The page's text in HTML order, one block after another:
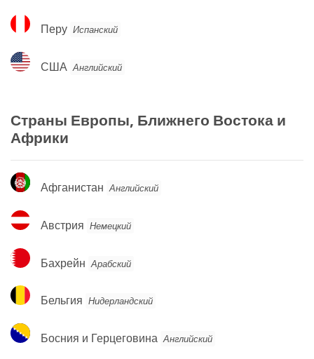
Перу
Перу Испанский
США
США Английский
Страны Европы, Ближнего Востока и
Африки
Афганистан
Афганистан Английский
Австрия
Австрия Немецкий
Бахрейн
Бахрейн Арабский
Бельгия
Бельгия Нидерландский
Босния
и
Босния и Герцеговина Английский